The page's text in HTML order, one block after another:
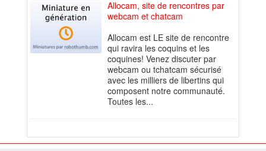
Allocam, site de rencontres par
webcam et chatcam
Allocam est LE site de rencontre
qui ravira les coquins et les
coquines! Venez discuter par
webcam ou tchatcam sécurisé
avec les milliers de libertins qui
composent notre communauté.
Toutes les...